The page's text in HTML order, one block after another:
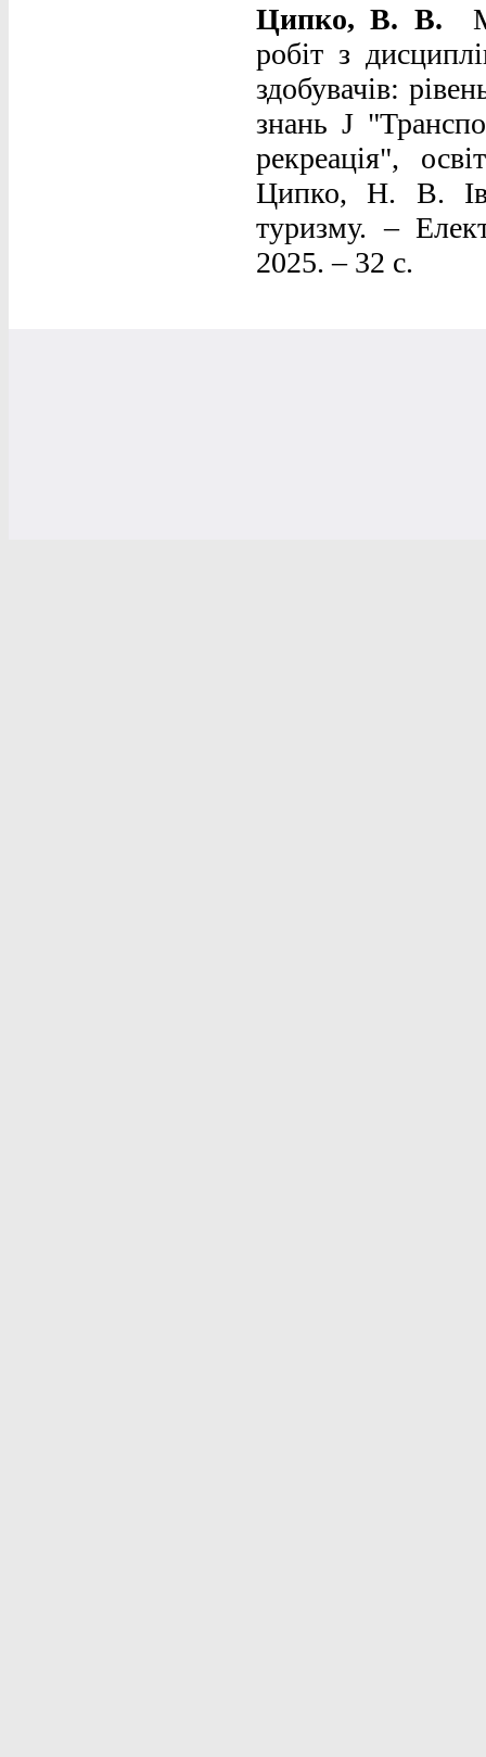
Ципко, В. В.
робіт з
здобувачів:
знань J
рекреація",
Ципко, Н. В.
туризму. –
2025. – 32 с.